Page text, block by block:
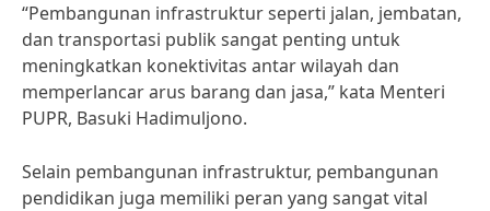
“Pembangunan infrastruktur seperti jalan, jembatan,
dan transportasi publik sangat penting untuk
meningkatkan konektivitas antar wilayah dan
memperlancar arus barang dan jasa,” kata Menteri
PUPR, Basuki Hadimuljono.
Selain pembangunan infrastruktur, pembangunan
pendidikan juga memiliki peran yang sangat vital